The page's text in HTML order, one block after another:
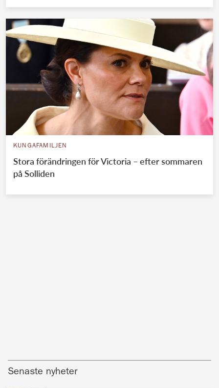
KUNGAFAMILJEN
Stora förändringen för Victoria – efter sommaren
på Solliden
Senaste nyheter